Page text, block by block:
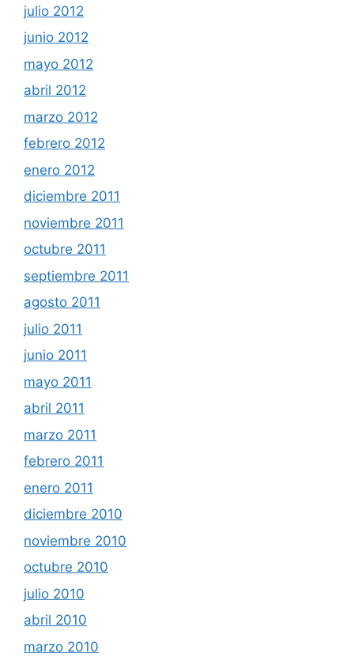
julio 2012
junio 2012
mayo 2012
abril 2012
marzo 2012
febrero 2012
enero 2012
diciembre 2011
noviembre 2011
octubre 2011
septiembre 2011
agosto 2011
julio 2011
junio 2011
mayo 2011
abril 2011
marzo 2011
febrero 2011
enero 2011
diciembre 2010
noviembre 2010
octubre 2010
julio 2010
abril 2010
marzo 2010